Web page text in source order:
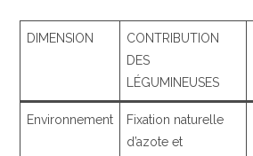
DIMENSION
CONTRIBUTION
DES
LÉGUMINEUSES
Environnement
Fixation naturelle
d’azote et